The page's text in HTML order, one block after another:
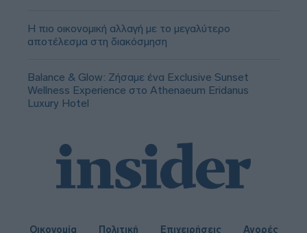
Η πιο οικονομική αλλαγή με το μεγαλύτερο
αποτέλεσμα στη διακόσμηση
Balance & Glow: Ζήσαμε ένα Exclusive Sunset
Wellness Experience στο Athenaeum Eridanus
Luxury Hotel
Οικονομία Πολιτική Επιχειρήσεις Αγορές